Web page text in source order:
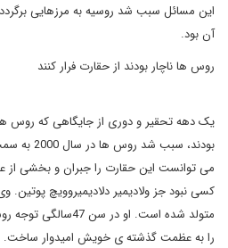
این مسائل سبب شد روسیه به مرزهایی
آن بود.
روس ها ناچار بودند از حقارت فرار کنند
یک دهه تحقیر و دوری از جایگاهی که روس
بودند،
می توانست این حقارت را جبران و بخشی از
متولد شده است. او در
را به عظمت گذشته ی خویش امیدوار ساخت.